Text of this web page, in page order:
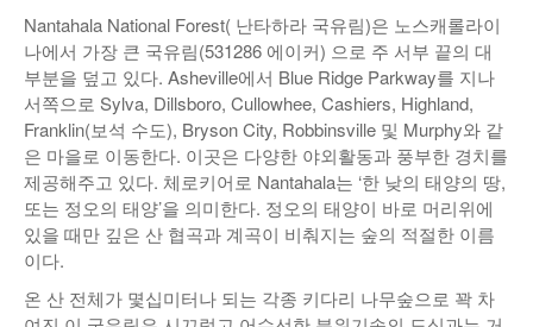
Nantahala National Forest( 난타하라 국유림)은 노스캐롤라이
나에서 가장 큰 국유림(531286 에이커) 으로 주 서부 끝의 대
부분을 덮고 있다. Asheville에서 Blue Ridge Parkway를 지나
서쪽으로 Sylva, Dillsboro, Cullowhee, Cashiers, Highland,
Franklin(보석 수도), Bryson City, Robbinsville 및 Murphy와 같
은 마을로 이동한다. 이곳은 다양한 야외활동과 풍부한 경치를
제공해주고 있다. 체로키어로 Nantahala는 ‘한 낮의 태양의 땅,
또는 정오의 태양’을 의미한다. 정오의 태양이 바로 머리위에
있을 때만 깊은 산 협곡과 계곡이 비춰지는 숲의 적절한 이름
이다.
온 산 전체가 몇십미터나 되는 각종 키다리 나무숲으로 꽉 차